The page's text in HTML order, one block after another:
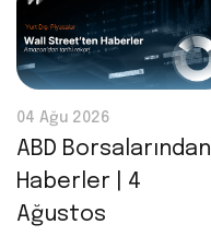
04 Ağu 2026
ABD Borsalarından
Haberler | 4
Ağustos